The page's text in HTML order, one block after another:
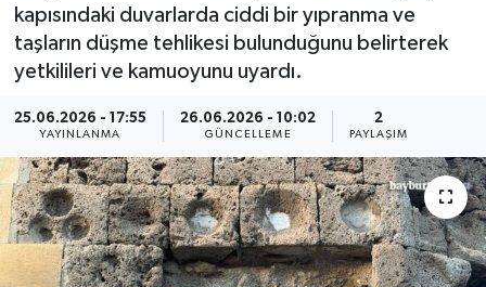
kapısındaki duvarlarda ciddi bir yıpranma ve
taşların düşme tehlikesi bulunduğunu belirterek
yetkilileri ve kamuoyunu uyardı.
25.06.2026 - 17:55
YAYINLANMA
26.06.2026 - 10:02
GÜNCELLEME
2
PAYLAŞIM
Haber Arşivi